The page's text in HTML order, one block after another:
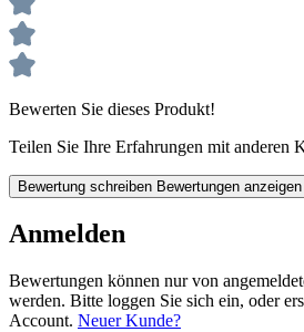
Bewerten Sie dieses Produkt!
Teilen Sie Ihre Erfahrungen mit anderen
Bewertung schreiben Bewertungen anzeigen
Anmelden
Bewertungen können nur von
werden. Bitte loggen Sie sich ein, oder
Account. Neuer Kunde?